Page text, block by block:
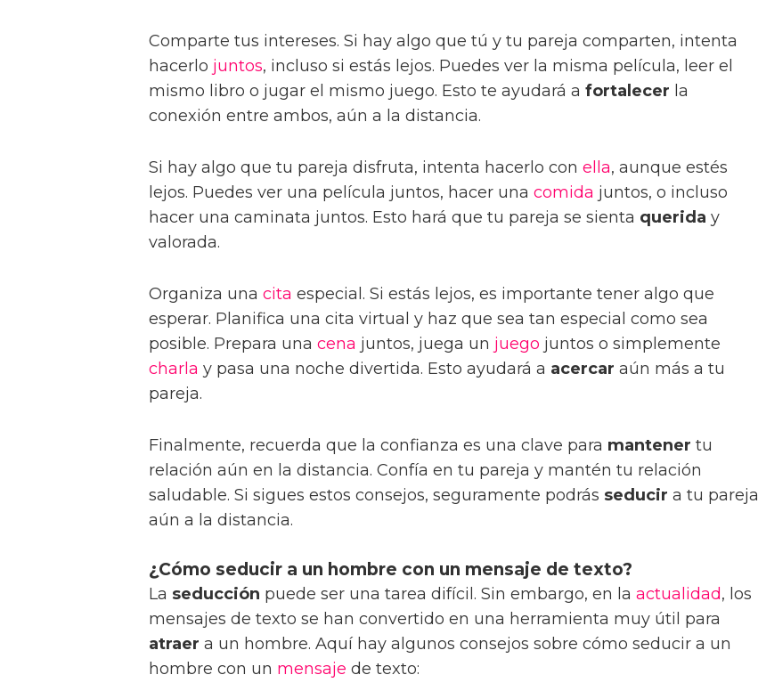
Comparte tus intereses. Si hay algo que tú y tu pareja comparten, intenta
hacerlo juntos, incluso si estás lejos. Puedes ver la misma película, leer el
mismo libro o jugar el mismo juego. Esto te ayudará a fortalecer la
conexión entre ambos, aún a la distancia.
Si hay algo que tu pareja disfruta, intenta hacerlo con ella, aunque estés
lejos. Puedes ver una película juntos, hacer una comida juntos, o incluso
hacer una caminata juntos. Esto hará que tu pareja se sienta querida y
valorada.
Organiza una cita especial. Si estás lejos, es importante tener algo que
esperar. Planifica una cita virtual y haz que sea tan especial como sea
posible. Prepara una cena juntos, juega un juego juntos o simplemente
charla y pasa una noche divertida. Esto ayudará a acercar aún más a tu
pareja.
Finalmente, recuerda que la confianza es una clave para mantener tu
relación aún en la distancia. Confía en tu pareja y mantén tu relación
saludable. Si sigues estos consejos, seguramente podrás seducir a tu pareja
aún a la distancia.
¿Cómo seducir a un hombre con un mensaje de texto?
La seducción puede ser una tarea difícil. Sin embargo, en la actualidad, los
mensajes de texto se han convertido en una herramienta muy útil para
atraer a un hombre. Aquí hay algunos consejos sobre cómo seducir a un
hombre con un mensaje de texto: